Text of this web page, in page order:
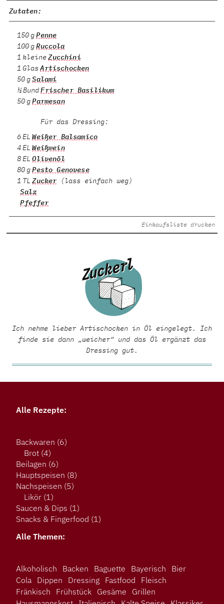
Zutaten:
150 gPenne
100 gRuccola
1 kleineZucchini
1 GlasArtischocken
50 gSalami
½ BundFrischer Basilikum
50 gParmesan
Für das Dressing:
6 EL Weißer Balsamico
4 EL Weißwein
8 EL Olivenöl
80 gPesto Genovese
1 TL Zucker(lass einfach weg)
Salz
Pfeffer
Einkaufsliste drucken
Ich nehme lieber Artischocken in Öl eingelegt. Ich
finde sie dann „weicher“ und das Öl ergänzt das
Dressing gut.
Alle Themen:
Alkoholisch Backen Baguette Bayerisch
Bier
Cola Dippen Dressing Fastfood
Fleisch
Fränkisch
Frühstück Gesäme
Grillen
Alle Rezepte:
Backwaren (6)
Brot (4)
Beilagen (6)
Hauptspeisen (8)
Nachspeisen (5)
Likör (1)
Saucen & Dips (1)
Snacks & Fingerfood (1)